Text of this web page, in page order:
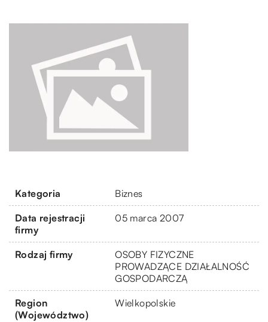
Kategoria Biznes
Data rejestracji
firmy
05 marca 2007
Rodzaj firmy
OSOBY FIZYCZNE
PROWADZĄCE DZIAŁALNOŚĆ
GOSPODARCZĄ
Region
(Województwo)
Wielkopolskie